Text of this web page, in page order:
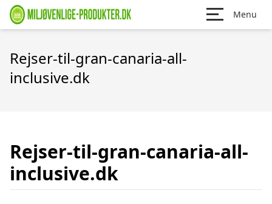
Menu
Rejser-til-gran-canaria-all-
inclusive.dk
Rejser-til-gran-canaria-all-
inclusive.dk